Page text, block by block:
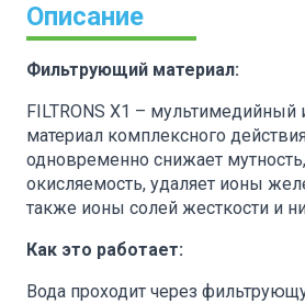
Описание
Фильтрующий материал:
FILTRONS X1 –
материал комплексного
одновременно снижает
окисляемость, удаляет ионы
также ионы солей жесткости и
Как это работает:
Вода проходит через